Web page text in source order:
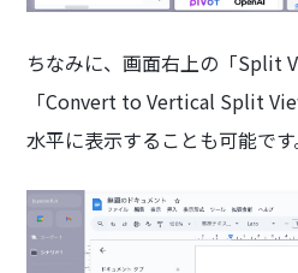
ちなみに、画面右上の「Split
「Convert to Vertical Split
水平に表示することも可能です